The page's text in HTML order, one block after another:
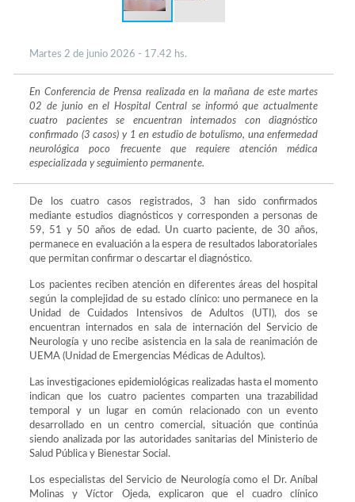
Martes 2 de junio 2026 - 17.42 hs.
En Conferencia de Prensa realizada en la mañana de este martes
02 de junio en el Hospital Central se informó que actualmente
cuatro pacientes se encuentran internados con diagnóstico
confirmado (3 casos) y 1 en estudio de botulismo, una enfermedad
neurológica poco frecuente que requiere atención médica
especializada y seguimiento permanente.
De los cuatro casos registrados, 3 han sido confirmados
mediante estudios diagnósticos y corresponden a personas de
59, 51 y 50 años de edad. Un cuarto paciente, de 30 años,
permanece en evaluación a la espera de resultados laboratoriales
que permitan confirmar o descartar el diagnóstico.
Los pacientes reciben atención en diferentes áreas del hospital
según la complejidad de su estado clínico: uno permanece en la
Unidad de Cuidados Intensivos de Adultos (UTI), dos se
encuentran internados en sala de internación del Servicio de
Neurología y uno recibe asistencia en la sala de reanimación de
UEMA (Unidad de Emergencias Médicas de Adultos).
Las investigaciones epidemiológicas realizadas hasta el momento
indican que los cuatro pacientes comparten una trazabilidad
temporal y un lugar en común relacionado con un evento
desarrollado en un centro comercial, situación que continúa
siendo analizada por las autoridades sanitarias del Ministerio de
Salud Pública y Bienestar Social.
Los especialistas del Servicio de Neurología como el Dr. Aníbal
Molinas y Víctor Ojeda, explicaron que el cuadro clínico